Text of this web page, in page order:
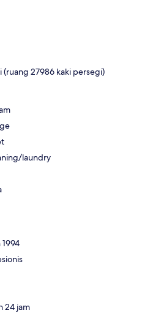
(ruang 27986 kaki persegi)
laundry
24 jam